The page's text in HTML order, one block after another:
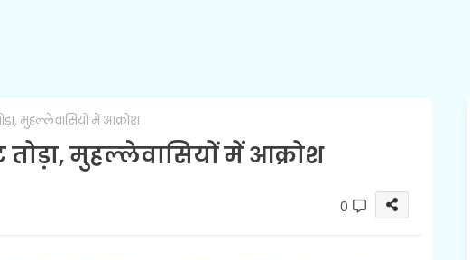
मुहल्‍लेवासियों में आक्रोश
मुहल्‍लेवासियों में आक्रोश
0